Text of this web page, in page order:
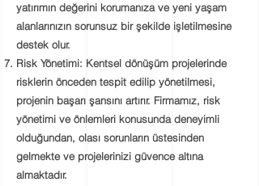
yatırımın değerini korumanıza ve yeni yaşam
alanlarınızın sorunsuz bir şekilde işletilmesine
destek olur.
Risk Yönetimi: Kentsel dönüşüm projelerinde
risklerin önceden tespit edilip yönetilmesi,
projenin başarı şansını artırır. Firmamız, risk
yönetimi ve önlemleri konusunda deneyimli
olduğundan, olası sorunların üstesinden
gelmekte ve projelerinizi güvence altına
almaktadır.